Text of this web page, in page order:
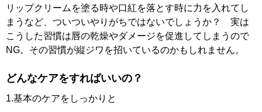
リップクリームを塗る時や口紅を落とす時に力を入れてし
まうなど、ついついやりがちではないでしょうか？ 実は
こうした習慣は唇の乾燥やダメージを促進してしまうので
NG。その習慣が縦ジワを招いているのかもしれません。
どんなケアをすればいいの？
1.基本のケアをしっかりと